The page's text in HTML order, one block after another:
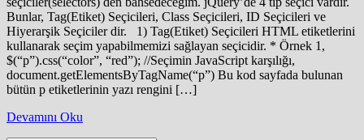
Bunlar, Tag(Etiket) Seçicileri, Class Seçicileri, ID Seçicileri ve
Hiyerarşik Seçiciler dir. 1) Tag(Etiket) Seçicileri HTML etiketlerini
kullanarak seçim yapabilmemizi sağlayan seçicidir. * Örnek 1,
$(“p”).css(“color”, “red”); //Seçimin JavaScript karşılığı,
document.getElementsByTagName(“p”) Bu kod sayfada bulunan
bütün p etiketlerinin yazı rengini […]
Devamını Oku